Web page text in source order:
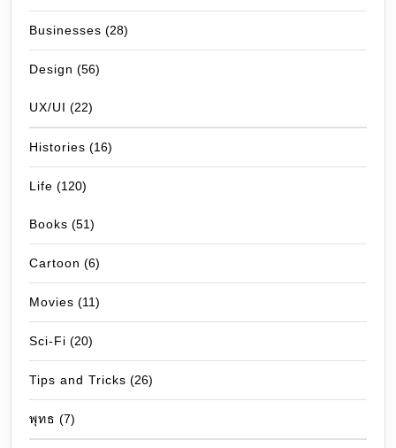
Businesses (28)
Design (56)
UX/UI (22)
Histories (16)
Life (120)
Books (51)
Cartoon (6)
Movies (11)
Sci-Fi (20)
Tips and Tricks (26)
พุทธ (7)